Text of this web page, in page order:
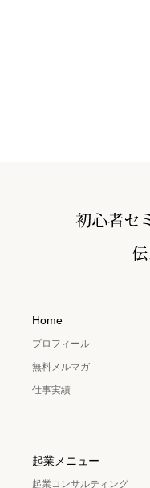
Home
プロフィール
無料メルマガ
仕事実績
起業メニュー
起業コンサルティング